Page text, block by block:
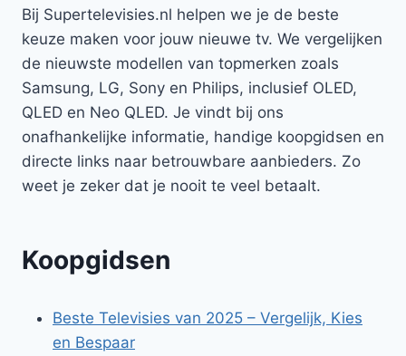
Bij Supertelevisies.nl helpen we je de beste
keuze maken voor jouw nieuwe tv. We vergelijken
de nieuwste modellen van topmerken zoals
Samsung, LG, Sony en Philips, inclusief OLED,
QLED en Neo QLED. Je vindt bij ons
onafhankelijke informatie, handige koopgidsen en
directe links naar betrouwbare aanbieders. Zo
weet je zeker dat je nooit te veel betaalt.
Koopgidsen
Beste Televisies van 2025 – Vergelijk, Kies
en Bespaar